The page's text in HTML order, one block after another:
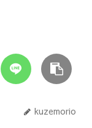
kuzemorio